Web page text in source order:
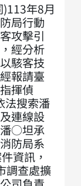
年8月
局行動
攻擊引
經分析
駭客技
報請臺
揮偵
法搜索潘
連線設
○坦承
防局系
資訊，
調查處擴